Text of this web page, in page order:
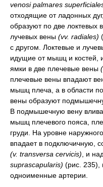
venosi palmares
отходящие от ладонных
образуют по две локтевых
лучевых вены (vv. radiales)
с другом. Локтевые и
идущие от мышц и костей,
ямки в две плечевые вены
плечевые вены впадают
мышц плеча, а в области
вены образуют
В подмышечную вену
мышц плечевого пояса,
груди. На уровне
впадает в подключичную,
(v. transversa cervicis) , и
suprascapularis) (рис. 235),
одноименные артерии.